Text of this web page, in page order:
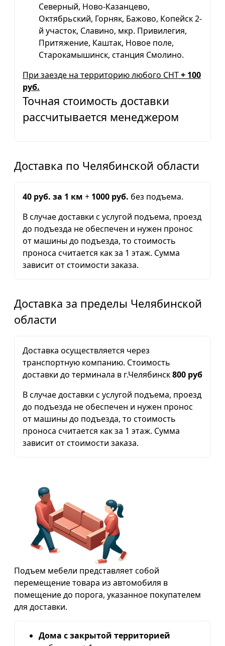
Северный, Ново-Казанцево,
Октябрьский, Горняк, Бажово, Копейск 2-
й участок, Славино, мкр. Привилегия,
Притяжение, Каштак, Новое поле,
Старокамышинск, станция Смолино.
При заезде на территорию любого СНТ+ 100
руб.
Точная стоимость доставки
рассчитывается менеджером
Доставка по Челябинской области
40 руб. за 1 км + 1000 руб. без подъема.
В случае доставки с услугой подъема, проезд
до подъезда не обеспечен и нужен пронос
от машины до подъезда, то стоимость
проноса считается как за 1 этаж. Сумма
зависит от стоимости заказа.
Доставка за пределы Челябинской
области
Доставка осуществляется через
транспортную компанию. Стоимость
доставки до терминала в г.Челябинск800 руб
В случае доставки с услугой подъема, проезд
до подъезда не обеспечен и нужен пронос
от машины до подъезда, то стоимость
проноса считается как за 1 этаж. Сумма
зависит от стоимости заказа.
Подъем мебели представляет собой
перемещение товара из автомобиля в
помещение до порога, указанное покупателем
для доставки.
Дома с закрытой территорией